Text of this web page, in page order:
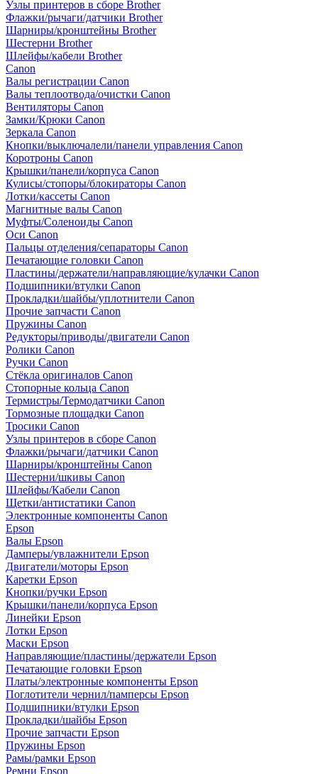
Узлы принтеров в сборе Brother
Флажки/рычаги/датчики Brother
Шарниры/кронштейны Brother
Шестерни Brother
Шлейфы/кабели Brother
Canon
Валы регистрации Canon
Валы теплоотвода/очистки Canon
Вентиляторы Canon
Замки/Крюки Canon
Зеркала Canon
Кнопки/выключалели/панели управления Canon
Коротроны Canon
Крышки/панели/корпуса Canon
Кулисы/стопоры/блокираторы Canon
Лотки/кассеты Canon
Магнитные валы Canon
Муфты/Соленоиды Canon
Оси Canon
Пальцы отделения/сепараторы Canon
Печатающие головки Canon
Пластины/держатели/направляющие/кулачки Canon
Подшипники/втулки Canon
Прокладки/шайбы/уплотнители Canon
Прочие запчасти Canon
Пружины Canon
Редукторы/приводы/двигатели Canon
Ролики Canon
Ручки Canon
Стёкла оригиналов Canon
Стопорные кольца Canon
Термистры/Термодатчики Canon
Тормозные площадки Canon
Тросики Canon
Узлы принтеров в сборе Canon
Флажки/рычаги/датчики Canon
Шарниры/кронштейны Canon
Шестерни/шкивы Canon
Шлейфы/Кабели Canon
Щетки/антистатики Canon
Электронные компоненты Canon
Epson
Валы Epson
Дамперы/увлажнители Epson
Двигатели/моторы Epson
Каретки Epson
Кнопки/ручки Epson
Крышки/панели/корпуса Epson
Линейки Epson
Лотки Epson
Маски Epson
Направляющие/пластины/держатели Epson
Печатающие головки Epson
Платы/электронные компоненты Epson
Поглотители чернил/памперсы Epson
Подшипники/втулки Epson
Прокладки/шайбы Epson
Прочие запчасти Epson
Пружины Epson
Рамы/рамки Epson
Ремни Epson